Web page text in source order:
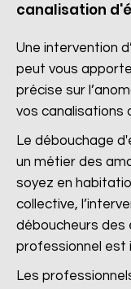
canalisation
Une intervention
peut vous
précise sur
vos canalisations
Le débouchage
un métier des
soyez en
collective,
déboucheurs des
professionnel est
Les